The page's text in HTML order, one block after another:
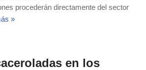
procederán directamente del sector
»
en los